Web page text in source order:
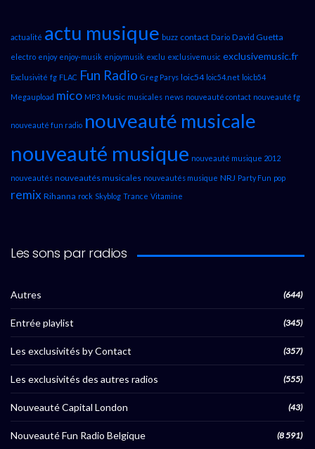
actualité actu musique buzz contact Dario David Guetta
electro enjoy enjoy-musik enjoymusik exclu exclusivemusic exclusivemusic.fr
Exclusivité fg FLAC Fun Radio Greg Parys loic54 loic54.net loicb54
Megaupload mico MP3 Music musicales news nouveauté contact nouveauté fg
nouveauté fun radio nouveauté musicale
nouveauté musique nouveauté musique 2012
nouveautés nouveautés musicales nouveautés musique NRJ Party Fun pop
remix Rihanna rock Skyblog Trance Vitamine
Les sons par radios
Autres (644)
Entrée playlist (345)
Les exclusivités by Contact (357)
Les exclusivités des autres radios (555)
Nouveauté Capital London (43)
Nouveauté Fun Radio Belgique (8 591)